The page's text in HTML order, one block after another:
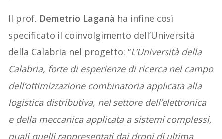
Il prof. Demetrio Laganà ha infine così
specificato il coinvolgimento dell’Università
della Calabria nel progetto: “L’Università della
Calabria, forte di esperienze di ricerca nel campo
dell’ottimizzazione combinatoria applicata alla
logistica distributiva, nel settore dell’elettronica
e della meccanica applicata a sistemi complessi,
quali quelli rappresentati dai droni di ultima